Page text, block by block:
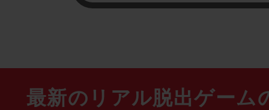
最新のリアル脱出ゲーム